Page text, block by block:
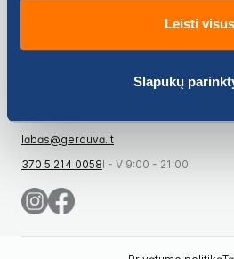
Leisti visus
Slapukų
labas@gerduva.lt
370 5 214 0058I - V 9:00 - 21:00